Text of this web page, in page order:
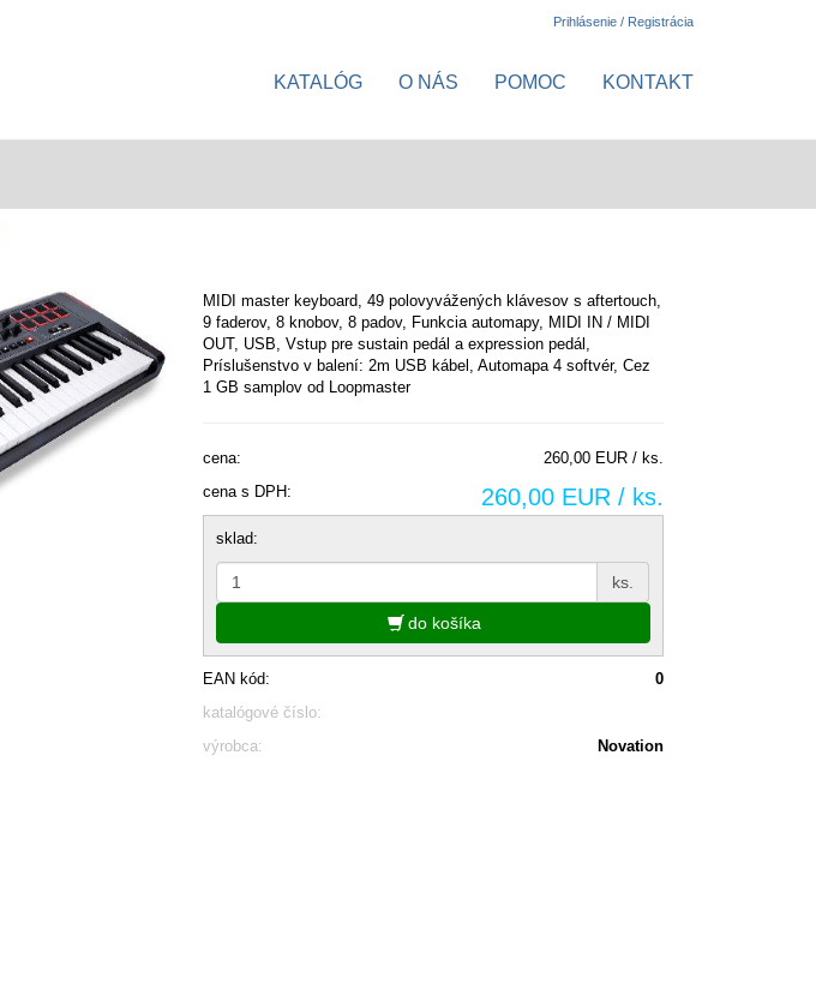
Prihlásenie / Registrácia
KATALÓG O NÁS POMOC KONTAKT
MIDI master keyboard, 49 polovyvážených klávesov s aftertouch,
9 faderov, 8 knobov, 8 padov, Funkcia automapy, MIDI IN / MIDI
OUT, ​​USB, Vstup pre sustain pedál a expression pedál,
Príslušenstvo v balení: 2m USB kábel, Automapa 4 softvér, Cez
1 GB samplov od Loopmaster
cena:
260,00 EUR / ks.
cena s DPH:
260,00 EUR / ks.
sklad:
ks.
do košíka
EAN kód:
0
katalógové číslo:
výrobca:
Novation